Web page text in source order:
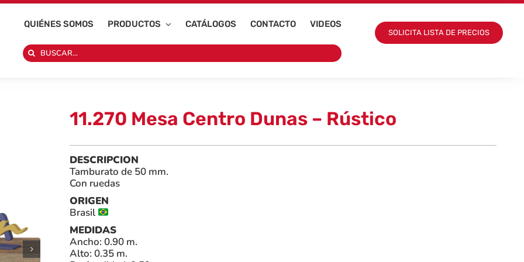
QUIÉNES SOMOS PRODUCTOS CATÁLOGOS CONTACTO VIDEOS
Search
for:
SOLICITA LISTA DE PRECIOS
11.270 Mesa Centro Dunas – Rústico
DESCRIPCION
Tamburato de 50 mm.
Con ruedas
ORIGEN
Brasil
MEDIDAS
Ancho: 0.90 m.
Alto: 0.35 m.